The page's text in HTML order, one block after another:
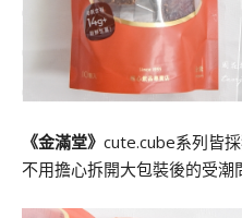
《金滿堂》 cute.cube系列皆
不用擔心拆開大包裝後的受潮